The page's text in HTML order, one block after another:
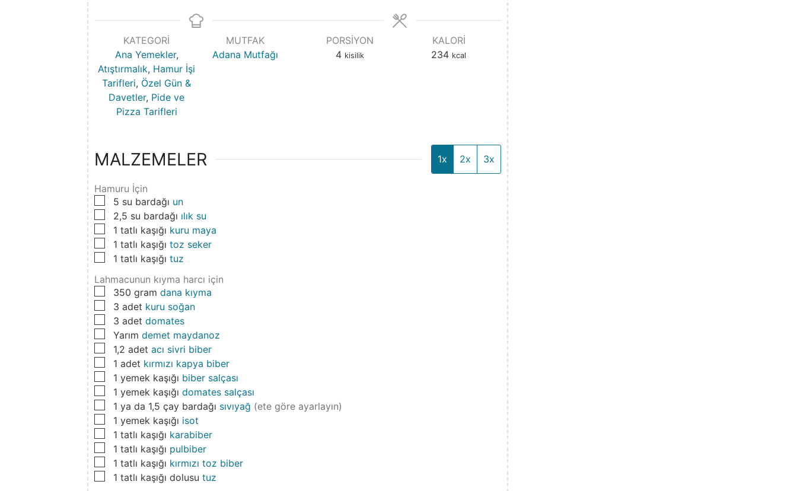
KATEGORI
Ana Yemekler,
Atıştırmalık, Hamur İşi
Tarifleri, Özel Gün &
Davetler, Pide ve
Pizza Tarifleri
MUTFAK
Adana Mutfağı
PORSIYON
4 kisilik
KALORI
234 kcal
MALZEMELER 1x 2x 3x
Hamuru İçin
▢
5 su bardağı un
▢
2,5 su bardağı ılık su
▢
1 tatlı kaşığı kuru maya
▢
1 tatlı kaşığı toz seker
▢
1 tatlı kaşığı tuz
Lahmacunun kıyma harcı için
▢
350 gram dana kıyma
▢
3 adet kuru soğan
▢
3 adet domates
▢
Yarım demet maydanoz
▢
1,2 adet acı sivri biber
▢
1 adet kırmızı kapya biber
▢
1 yemek kaşığı biber salçası
▢
1 yemek kaşığı domates salçası
▢
1 ya da 1,5 çay bardağı sıvıyağ (ete göre ayarlayın)
▢
1 yemek kaşığı isot
▢
1 tatlı kaşığı karabiber
▢
1 tatlı kaşığı pulbiber
▢
1 tatlı kaşığı kırmızı toz biber
▢
1 tatlı kaşığı dolusu tuz